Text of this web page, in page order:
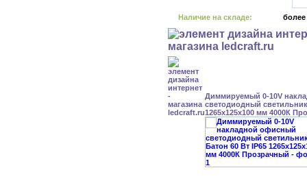
Наличие на складе: более
Диммируемый 0-10V
светодиодный
1265x125x100 мм 4000К